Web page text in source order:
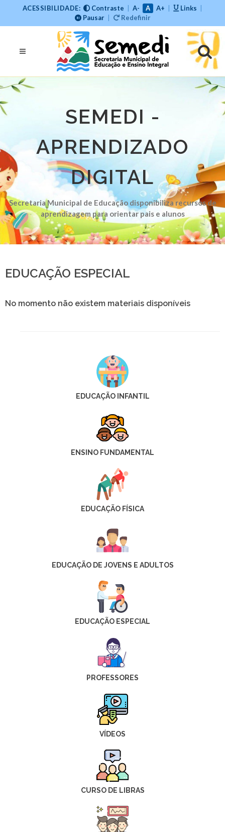
ACESSIBILIDADE: Contraste A- A A+ Links
Pausar
Redefinir
SEMEDI -
APRENDIZADO
DIGITAL
Secretaria Municipal de Educação disponibiliza recursos de
aprendizagem para orientar pais e alunos
EDUCAÇÃO ESPECIAL
No momento não existem materiais disponíveis
EDUCAÇÃO INFANTIL
ENSINO FUNDAMENTAL
EDUCAÇÃO FÍSICA
EDUCAÇÃO DE JOVENS E ADULTOS
EDUCAÇÃO ESPECIAL
PROFESSORES
VÍDEOS
CURSO DE LIBRAS